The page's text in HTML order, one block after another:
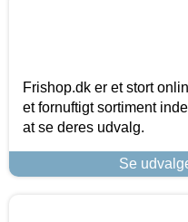
Frishop.dk er et stort
et fornuftigt sortiment
at se deres udvalg.
Se